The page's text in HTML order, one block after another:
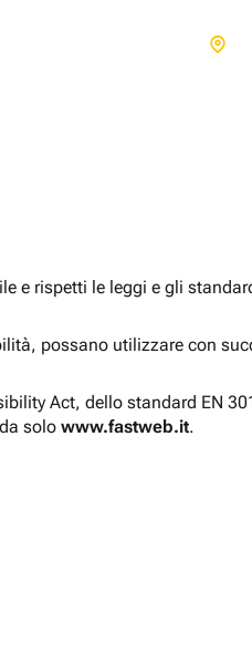
e rispetti le leggi e gli
possano utilizzare con
Act, dello standard EN
solo www.fastweb.it.